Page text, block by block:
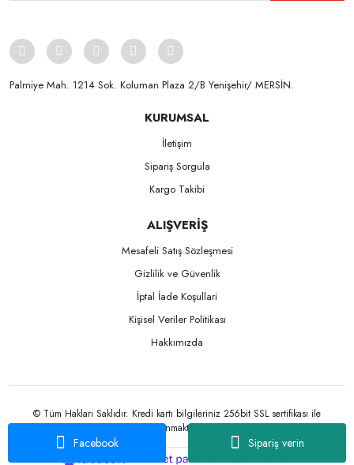
Sipariş verin
Facebook
Palmiye Mah. 1214 Sok. Koluman Plaza 2/B Yenişehir/ MERSİN.ㅤㅤㅤㅤㅤㅤㅤㅤㅤㅤㅤㅤㅤㅤㅤㅤㅤㅤㅤㅤㅤㅤㅤㅤㅤㅤㅤㅤㅤㅤㅤㅤㅤㅤㅤ ㅤㅤㅤㅤㅤㅤㅤㅤㅤㅤ
KURUMSAL
İletişim
Sipariş Sorgula
Kargo Takibi
ALIŞVERİŞ
Mesafeli Satış Sözleşmesi
Gizlilik ve Güvenlik
İptal İade Koşullari
Kişisel Veriler Politikası
Hakkımızda
© Tüm Hakları Saklıdır. Kredi kartı bilgileriniz 256bit SSL sertifikası ile
korunmaktadır.